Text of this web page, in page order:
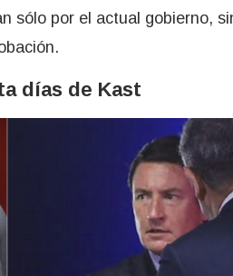
sólo por el actual gobierno,
días de Kast